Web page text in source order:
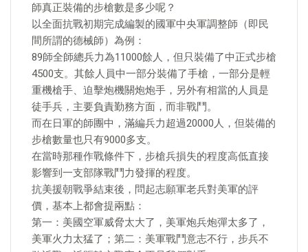
師真正裝備的步槍數是多少呢？
以全面抗戰初期完成編製的國軍中央軍調整師（即民
間所謂的德械師）為例：
89師全師總兵力為11000餘人，但只裝備了中正式步槍
4500支。其餘人員中一部分裝備了手槍，一部分是輕
重機槍手、迫擊炮機關炮炮手，另外有相當的人員是
徒手兵，主要負責勤務方面，而非戰鬥。
而在日軍的師團中，滿編兵力超過20000人，但裝備的
步槍數量也只有9000多支。
在當時那種作戰條件下，步槍兵損失的程度高低直接
影響到一支部隊戰鬥力發揮的程度。
抗美援朝戰爭結束後，問起志願軍老兵對美軍的評
價，基本上都會提兩點：
第一：美國空軍威脅太大了，美軍炮兵炮彈太多了，
美軍火力太猛了；第二：美軍戰鬥意志不行，步兵不